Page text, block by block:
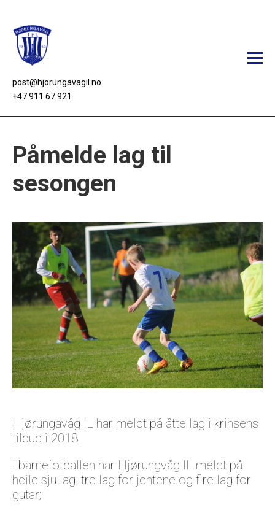
post@hjorungavagil.no
+47 911 67 921
Aktivitetar
Nyheiter
Fotball
Turlaget
Klubbhus
Om oss
Påmelde lag til
sesongen
Hjørungavåg IL har meldt på åtte lag i krinsens
tilbud i 2018.
I barnefotballen har Hjørungvåg IL meldt på
heile sju lag, tre lag for jentene og fire lag for
gutar;